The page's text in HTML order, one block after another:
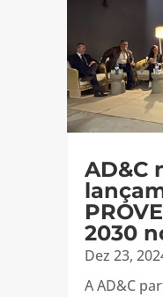
AD&C
2030
Dez 23,
A AD&C